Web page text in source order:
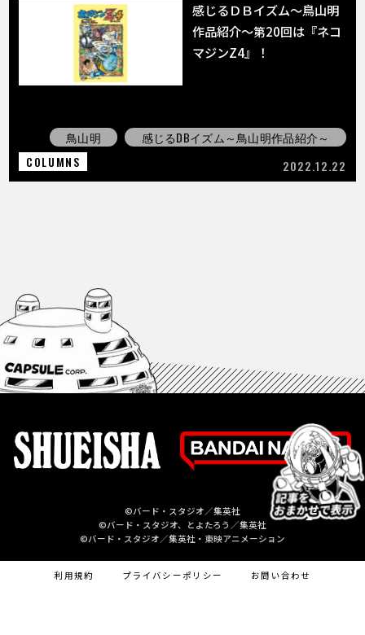
感じるＤＢイズム～鳥山明
作品紹介～第20回は『ネコ
マジンZ4』！
鳥山明
感じるDBイズム～鳥山明作品紹介～
COLUMNS
2022.12.22
©バード・スタジオ／集英社
©バード・スタジオ、とよたろう／集英社
©バード・スタジオ／集英社・東映アニメーション
利用規約 プライバシーポリシー お問い合わせ